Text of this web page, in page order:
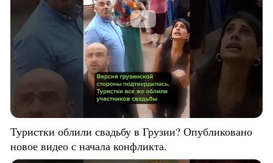
Туристки облили свадьбу в Грузии? Опубликовано
новое видео с начала конфликта.